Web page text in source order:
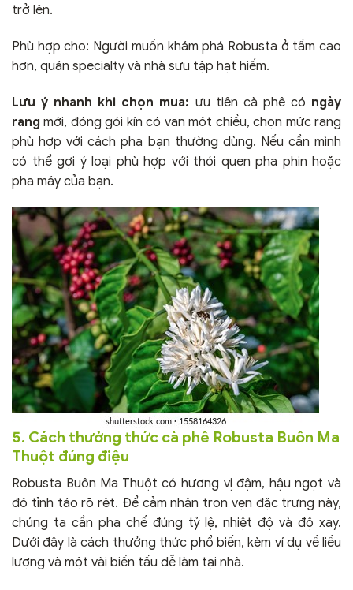
trở lên.
Phù hợp cho: Người muốn khám phá Robusta ở tầm cao
hơn, quán specialty và nhà sưu tập hạt hiếm.
Lưu ý nhanh khi chọn mua: ưu tiên cà phê có ngày
rang mới, đóng gói kín có van một chiều, chọn mức rang
phù hợp với cách pha bạn thường dùng. Nếu cần mình
có thể gợi ý loại phù hợp với thói quen pha phin hoặc
pha máy của bạn.
5. Cách thưởng thức cà phê Robusta Buôn Ma
Thuột đúng điệu
Robusta Buôn Ma Thuột có hương vị đậm, hậu ngọt và
độ tỉnh táo rõ rệt. Để cảm nhận trọn vẹn đặc trưng này,
chúng ta cần pha chế đúng tỷ lệ, nhiệt độ và độ xay.
Dưới đây là cách thưởng thức phổ biến, kèm ví dụ về liều
lượng và một vài biến tấu dễ làm tại nhà.